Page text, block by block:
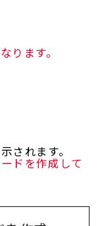
すべて表示
ります。
されます。
ドを作成して